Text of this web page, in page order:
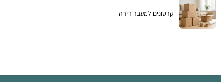
קרטונים למעבר דירה